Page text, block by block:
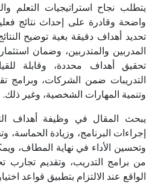
يتطلب نجاح استراتيجيات التعلم
واضحة وقادرة على إحداث نتائج
تحديد أهداف دقيقة بغية توضيح
المدربين والمتدربين، وضمان
تحقيق أهداف محددة، وقابلة
التدريبات ضمن الشركات، وبرامج
وتنمية المهارات الشخصية، وغير ذلك.
يبحث المقال في وظيفة أهداف
إجراءات البرنامج، وزيادة الحماسة،
وتحسين الأداء في نهاية المطاف،
من برامج التدريب، وتقديم تجارب
الواقع عند الالتزام بتطبيق قواعد